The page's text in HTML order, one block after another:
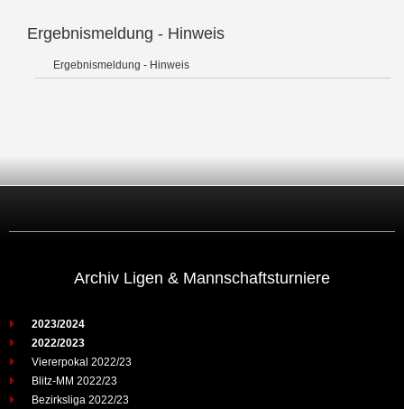
Ergebnismeldung - Hinweis
Ergebnismeldung - Hinweis
Archiv Ligen & Mannschaftsturniere
2023/2024
2022/2023
Viererpokal 2022/23
Blitz-MM 2022/23
Bezirksliga 2022/23